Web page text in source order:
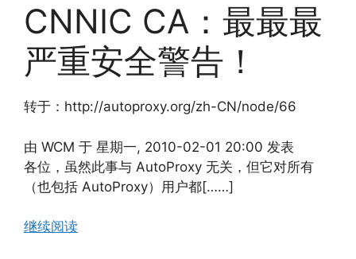
CNNIC CA：最最最
严重安全警告！
转于：http://autoproxy.org/zh-CN/node/66
由 WCM 于 星期一, 2010-02-01 20:00 发表
各位，虽然此事与 AutoProxy 无关，但它对所有
（也包括 AutoProxy）用户都[……]
继续阅读